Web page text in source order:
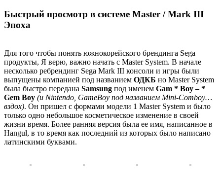
Быстрый просмотр в системе Master / Mark III
Эпоха
Для того чтобы понять южнокорейского брендинга Sega
продукты, Я верю, важно начать с Master System. В начале
несколько ребрендинг Sega Mark III консоли и игры были
выпущены компанией под названием ОДКБ но Master System
была быстро передана Samsung под именем Gam * Boy – *
Gem Boy (и Nintendo, GameBoy под названием Mini-Comboy…
вздох). Он пришел с формами модели 1 Master System и было
только одно небольшое косметическое изменение в своей
жизни время. Более ранняя версия была ее имя, написанное в
Hangul, в то время как последний из которых было написано
латинскими буквами.